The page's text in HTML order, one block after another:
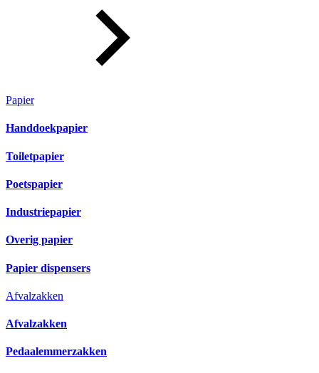
Papier
Handdoekpapier
Toiletpapier
Poetspapier
Industriepapier
Overig papier
Papier dispensers
Afvalzakken
Afvalzakken
Pedaalemmerzakken